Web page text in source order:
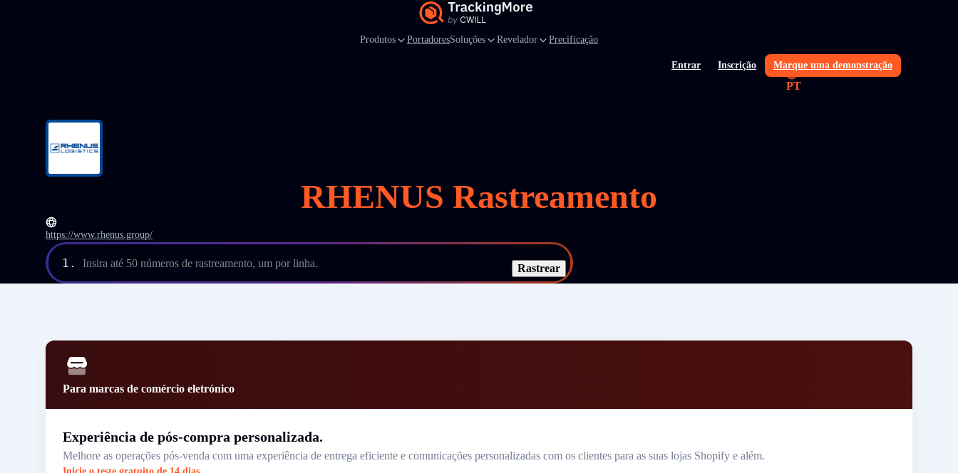
Produtos PortadoresSoluções Revelador Precificação
Entrar Inscrição Marque uma demonstração
PT
RHENUS Rastreamento
https://www.rhenus.group/
1. Insira até 50 números de rastreamento, um por linha. Rastrear
Para marcas de comércio eletrónico
Experiência de pós-compra personalizada.
Melhore as operações pós-venda com uma experiência de entrega eficiente e comunicações personalizadas com os clientes para as suas lojas Shopify e além.